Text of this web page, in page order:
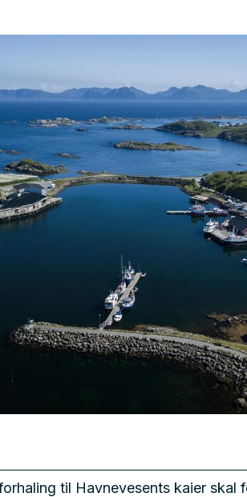
til Havnevesents kaier skal